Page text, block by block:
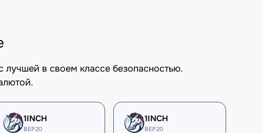
в своем классе безопасностью.
1INCH
BEP20
1INCH
BEP20